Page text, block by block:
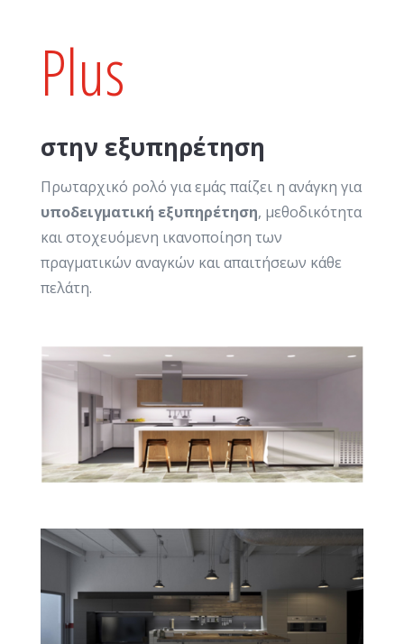
Plus
στην εξυπηρέτηση
Πρωταρχικό ρολό για εμάς παίζει η ανάγκη για
υποδειγματική εξυπηρέτηση, μεθοδικότητα
και στοχευόμενη ικανοποίηση των
πραγματικών αναγκών και απαιτήσεων κάθε
πελάτη.